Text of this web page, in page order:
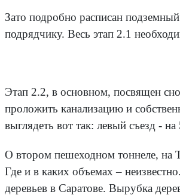
Зато подробно расписан
подрядчику. Весь этап 2.1
Этап 2.2, в основном, посвящен
проложить канализацию и
выглядеть вот так: левый съезд -
О втором пешеходном тоннеле, на
Где и в каких объемах –
деревьев в Саратове. Вырубка